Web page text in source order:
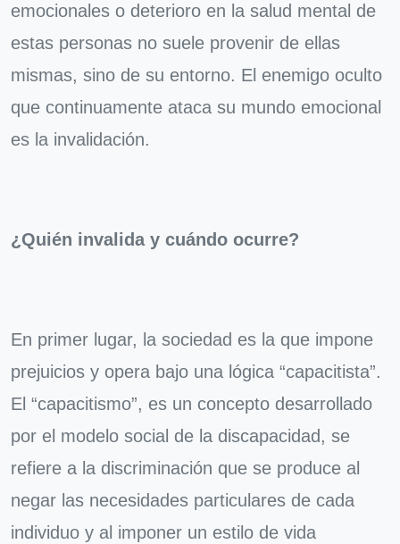
emocionales o deterioro en la salud mental de
estas personas no suele provenir de ellas
mismas, sino de su entorno. El enemigo oculto
que continuamente ataca su mundo emocional
es la invalidación.
¿Quién invalida y cuándo ocurre?
En primer lugar, la sociedad es la que impone
prejuicios y opera bajo una lógica “capacitista”.
El “capacitismo”, es un concepto desarrollado
por el modelo social de la discapacidad, se
refiere a la discriminación que se produce al
negar las necesidades particulares de cada
individuo y al imponer un estilo de vida